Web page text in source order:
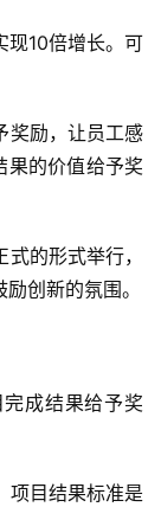
现10倍增长。可
奖励，让员工感
果的价值给予奖
的形式举行，
创新的氛围。
成结果给予奖
项目结果标准是